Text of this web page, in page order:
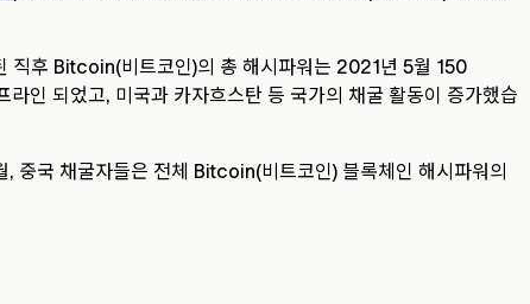
직후 Bitcoin(비트코인)의 총 해시파워는 2021년 5월 150
인 되었고, 미국과 카자흐스탄 등 국가의 채굴 활동이 증가했습
중국 채굴자들은 전체 Bitcoin(비트코인) 블록체인 해시파워의